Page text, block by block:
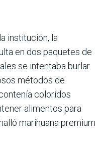
institución, la
en dos paquetes de
se intentaba burlar
métodos de
coloridos
alimentos para
marihuana premium